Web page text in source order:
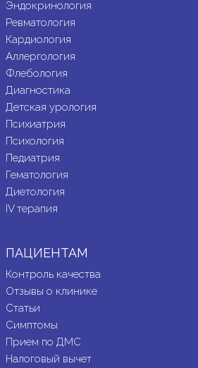
Эндокринология
Ревматология
Кардиология
Аллергология
Флебология
Диагностика
Детская урология
Психиатрия
Психология
Педиатрия
Гематология
Диетология
IV терапия
ПАЦИЕНТАМ
Контроль качества
Отзывы о клинике
Статьи
Симптомы
Прием по ДМС
Налоговый вычет